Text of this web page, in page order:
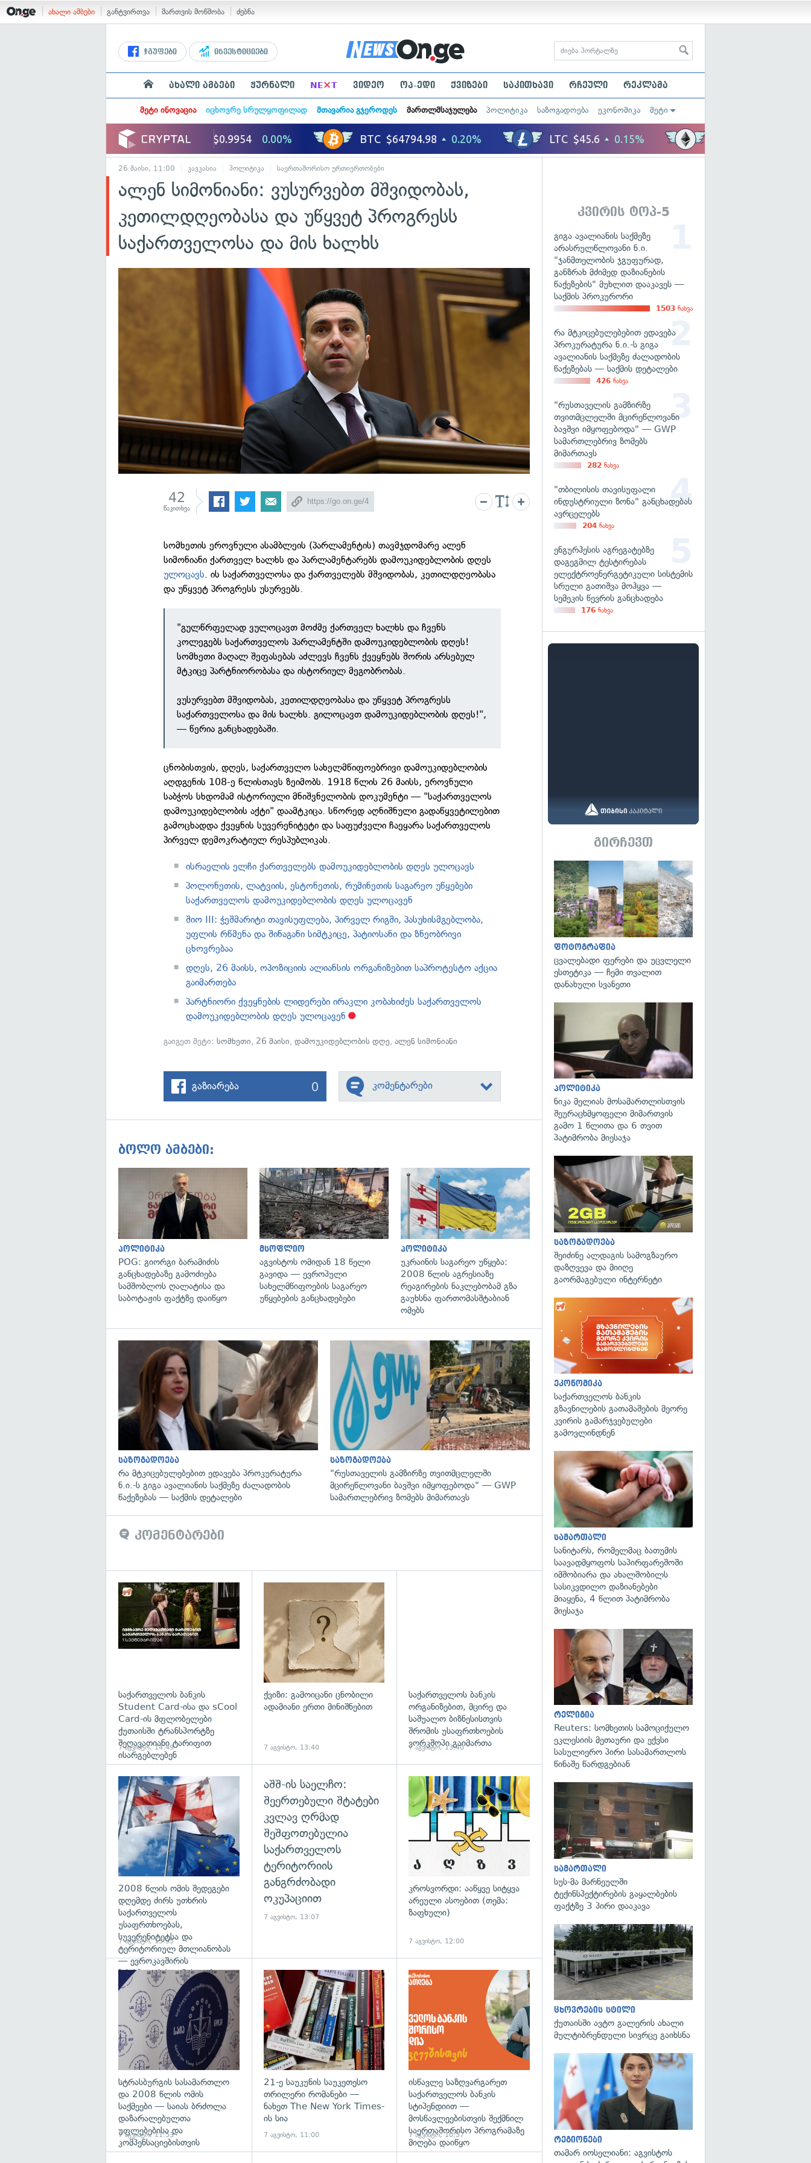
ახალი ამბები განტვირთვა მართვის მოწმობა ძებნა
ჯგუფები ინვესტიციები
ახალი ამბები ჟურნალი NE×T ვიდეო ოპ-ედი ქვიზები საკითხავი რჩეული რეკლამა
მეტი ინოვაცია იცხოვრე სრულყოფილად მთავარია გჯეროდეს მართლმსაჯულება პოლიტიკა საზოგადოება ეკონომიკა მეტი
26 მაისი, 11:00 კავკასია პოლიტიკა საერთაშორისო ურთიერთობები
ალენ სიმონიანი: ვუსურვებთ მშვიდობას,
კეთილდღეობასა და უწყვეტ პროგრესს
საქართველოსა და მის ხალხს
42
წაკითხვა
სომხეთის ეროვნული ასამბლეის (პარლამენტის) თავმჯდომარე ალენ
სიმონიანი ქართველ ხალხს და პარლამენტარებს დამოუკიდებლობის დღეს
ულოცავს. ის საქართველოსა და ქართველებს მშვიდობას, კეთილდღეობასა
და უწყვეტ პროგრესს უსურვებს.
"გულწრფელად ვულოცავთ მოძმე ქართველ ხალხს და ჩვენს
კოლეგებს საქართველოს პარლამენტში დამოუკიდებლობის დღეს!
სომხეთი მაღალ შეფასებას აძლევს ჩვენს ქვეყნებს შორის არსებულ
მტკიცე პარტნიორობასა და ისტორიულ მეგობრობას.
ვუსურვებთ მშვიდობას, კეთილდღეობასა და უწყვეტ პროგრესს
საქართველოსა და მის ხალხს. გილოცავთ დამოუკიდებლობის დღეს!",
— წერია განცხადებაში.
ცნობისთვის, დღეს, საქართველო სახელმწიფოებრივი დამოუკიდებლობის
აღდგენის 108-ე წლისთავს ზეიმობს. 1918 წლის 26 მაისს, ეროვნული
საბჭოს სხდომამ ისტორიული მნიშვნელობის დოკუმენტი — "საქართველოს
დამოუკიდებლობის აქტი" დაამტკიცა. სწორედ აღნიშნული გადაწყვეტილებით
გამოცხადდა ქვეყნის სუვერენიტეტი და საფუძველი ჩაეყარა საქართველოს
პირველ დემოკრატიულ რესპუბლიკას.
ისრაელის ელჩი ქართველებს დამოუკიდებლობის დღეს ულოცავს
პოლონეთის, ლატვიის, ესტონეთის, რუმინეთის საგარეო უწყებები
საქართველოს დამოუკიდებლობის დღეს ულოცავენ
შიო III: ჭეშმარიტი თავისუფლება, პირველ რიგში, პასუხისმგებლობა,
უფლის რწმენა და შინაგანი სიმტკიცე, პატიოსანი და ზნეობრივი
ცხოვრებაა
დღეს, 26 მაისს, ოპოზიციის ალიანსის ორგანიზებით საპროტესტო აქცია
გაიმართება
პარტნიორი ქვეყნების ლიდერები ირაკლი კობახიძეს საქართველოს
დამოუკიდებლობის დღეს ულოცავენ
გაიგეთ მეტი:სომხეთი, 26 მაისი,დამოუკიდებლობის დღე,ალენ სიმონიანი
გაზიარება 0 კომენტარები
ბოლო ამბები:
გადახედვა
პოლიტიკა
POG: გიორგი ბარამიძის
განცხადებაზე გამოძიება
სამშობლოს ღალატისა და
საბოტაჟის ფაქტზე დაიწყო
გადახედვა
მსოფლიო
აგვისტოს ომიდან 18 წელი
გავიდა — ევროპული
სახელმწიფოების საგარეო
უწყებების განცხადებები
გადახედვა
პოლიტიკა
უკრაინის საგარეო უწყება:
2008 წლის აგრესიაზე
რეაგირების ნაკლებობამ გზა
გაუხსნა ფართომასშტაბიან
ომებს
გადახედვა
საზოგადოება
რა მტკიცებულებებით ედავება პროკურატურა
ნ.ი.-ს გიგა ავალიანის საქმეზე ძალადობის
წაქეზებას — საქმის დეტალები
გადახედვა
საზოგადოება
"რუსთაველის გამზირზე თვითმცლელში
მცირეწლოვანი ბავშვი იმყოფებოდა" — GWP
სამართლებრივ ზომებს მიმართავს
კომენტარები
საქართველოს ბანკის
Student Card-ისა და sCool
Card-ის მფლობელები
ქუთაისში ტრანსპორტზე
შეღავათიანი ტარიფით
ისარგებლებენ
7 აგვისტო, 14:49
ქვიზი: გამოიცანი ცნობილი
ადამიანი ერთი მინიშნებით
7 აგვისტო, 13:40
საქართველოს ბანკის
ორგანიზებით, მცირე და
საშუალო ბიზნესისთვის
შრომის უსაფრთხოების
ვორკშოპი გაიმართა
7 აგვისტო, 13:40
გადახედვა
2008 წლის ომის შედეგები
დღემდე ძირს უთხრის
საქართველოს
უსაფრთხოებას,
სუვერენიტეტსა და
ტერიტორიულ მთლიანობას
— ევროკავშირის
პრესპიკერის განცხადება
7 აგვისტო, 13:35
აშშ-ის საელჩო:
შეერთებული შტატები
კვლავ ღრმად
შეშფოთებულია
საქართველოს
ტერიტორიის
განგრძობადი
ოკუპაციით
7 აგვისტო, 13:07
კროსვორდი: ააწყვე სიტყვა
არეული ასოებით (თემა:
ზაფხული)
7 აგვისტო, 12:00
გადახედვა
სტრასბურგის სასამართლო
და 2008 წლის ომის
საქმეები — საიას ბრძოლა
დაზარალებულთა
უფლებებისა და
კომპენსაციებისთვის
7 აგვისტო, 11:53
გადახედვა
21-ე საუკუნის საუკეთესო
თრილერი რომანები —
ნახეთ The New York Times-
ის სია
7 აგვისტო, 11:00
ისწავლე საზღვარგარეთ
საქართველოს ბანკის
სტიპენდიით —
მოსწავლეებისთვის შექმნილ
საერთაშორისო პროგრამაზე
მიღება დაიწყო
7 აგვისტო, 10:57
კვირის ტოპ-5
გიგა ავალიანის საქმეზე
არასრულწლოვანი ნ.ი.
"ჯანმთელობის ჯგუფურად,
განზრახ მძიმედ დაზიანების
წაქეზების" მუხლით დააკავეს —
საქმის პროკურორი
1503 ნახვა
რა მტკიცებულებებით ედავება
პროკურატურა ნ.ი.-ს გიგა
ავალიანის საქმეზე ძალადობის
წაქეზებას — საქმის დეტალები
426 ნახვა
"რუსთაველის გამზირზე
თვითმცლელში მცირეწლოვანი
ბავშვი იმყოფებოდა" — GWP
სამართლებრივ ზომებს
მიმართავს
282 ნახვა
"თბილისის თავისუფალი
ინდუსტრიული ზონა" განცხადებას
ავრცელებს
204 ნახვა
ენგურჰესის აგრეგატებზე
დაგეგმილ ტესტირებას
ელექტროენერგეტიკული სისტემის
სრული გათიშვა მოჰყვა —
სემეკის წევრის განცხადება
176 ნახვა
გირჩევთ
ფოტოგრაფია
ცვალებადი ფერები და უცვლელი
ესთეტიკა — ჩემი თვალით
დანახული სვანეთი
პოლიტიკა
ნიკა მელიას მოსამართლისთვის
შეურაცხმყოფელი მიმართვის
გამო 1 წლითა და 6 თვით
პატიმრობა მიესაჯა
საზოგადოება
შეიძინე ალდაგის სამოგზაურო
დაზღვევა და მიიღე
გაორმაგებული ინტერნეტი
ეკონომიკა
საქართველოს ბანკის
გზავნილების გათამაშების მეორე
კვირის გამარჯვებულები
გამოვლინდნენ
სამართალი
სანიტარს, რომელმაც ბათუმის
საავადმყოფოს საპირფარეშოში
იმშობიარა და ახალშობილს
სასიკვდილო დაზიანებები
მიაყენა, 4 წლით პატიმრობა
მიესაჯა
რელიგია
Reuters: სომხეთის სამოციქულო
ეკლესიის მეთაური და ექვსი
სასულიერო პირი სასამართლოს
წინაშე წარდგებიან
სამართალი
სუს-მა მარნეულში
ტექინსპექტირების გაყალბების
ფაქტზე 3 პირი დააკავა
ცხოვრების სტილი
ქუთაისში ავტო გალერის ახალი
მულტიბრენდული სივრცე გაიხსნა
რეგიონები
თამარ იოსელიანი: აგვისტოს